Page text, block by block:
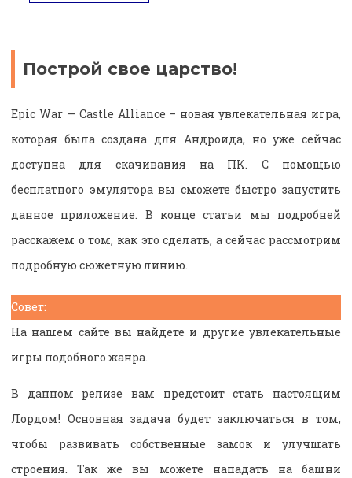
Построй свое царство!
Epic War — Castle Alliance – новая увлекательная игра,
которая была создана для Андроида, но уже сейчас
доступна для скачивания на ПК. С помощью
бесплатного эмулятора вы сможете быстро запустить
данное приложение. В конце статьи мы подробней
расскажем о том, как это сделать, а сейчас рассмотрим
подробную сюжетную линию.
Совет:
На нашем сайте вы найдете и другие увлекательные
игры подобного жанра.
В данном релизе вам предстоит стать настоящим
Лордом! Основная задача будет заключаться в том,
чтобы развивать собственные замок и улучшать
строения. Так же вы можете нападать на башни